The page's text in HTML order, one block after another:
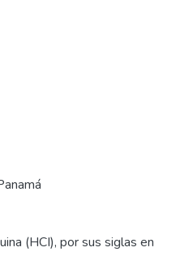
(HCI), por sus siglas en